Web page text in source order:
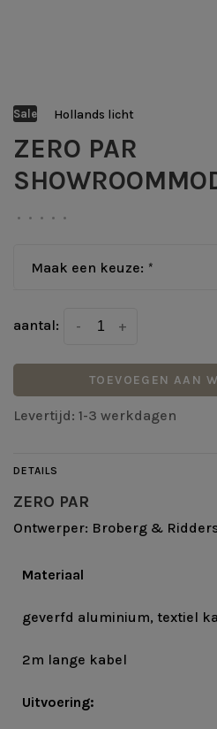
Sale Hollands licht
ZERO PAR
• • • • •
Maak een keuze: *
aantal: +
-
TOEVOEGEN AAN
Levertijd: 1-3 werkdagen
DETAILS
ZERO PAR
Ontwerper: Broberg &
Materiaal
geverfd aluminium, textiel
2m lange kabel
Uitvoering: